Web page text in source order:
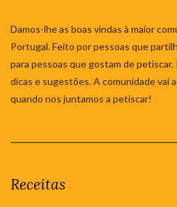
Damos-lhe as boas vindas à maior
Portugal. Feito por pessoas que
para pessoas que gostam de
dicas e sugestões. A comunidade vai
quando nos juntamos a petiscar!
Receitas